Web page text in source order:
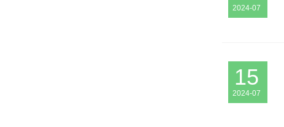
2024-07
15
2024-07